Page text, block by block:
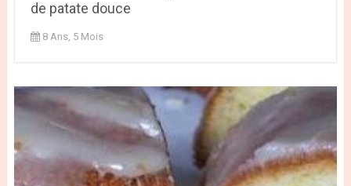
de patate douce
8 Ans, 5 Mois